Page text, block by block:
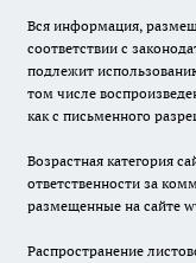
Вся информация,
соответствии с
подлежит
том числе
как с письменного
Возрастная категория
ответственности за
размещенные на сайте
Распространение